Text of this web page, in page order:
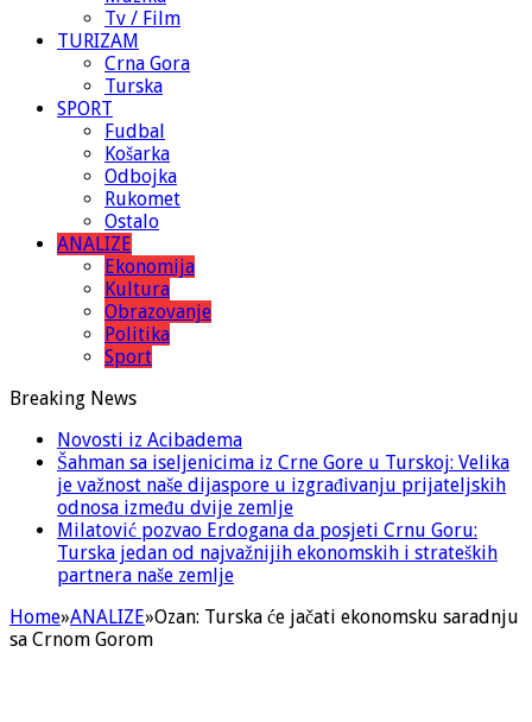
Tv / Film
TURIZAM
Crna Gora
Turska
SPORT
Fudbal
Košarka
Odbojka
Rukomet
Ostalo
ANALIZE
Ekonomija
Kultura
Obrazovanje
Politika
Sport
Breaking News
Novosti iz Acibadema
Šahman sa iseljenicima iz Crne Gore u Turskoj: Velika
je važnost naše dijaspore u izgrađivanju prijateljskih
odnosa između dvije zemlje
Milatović pozvao Erdogana da posjeti Crnu Goru:
Turska jedan od najvažnijih ekonomskih i strateških
partnera naše zemlje
Home»ANALIZE»Ozan: Turska će jačati ekonomsku saradnju
sa Crnom Gorom